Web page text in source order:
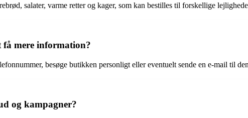
salater, varme retter og kager, som kan bestilles til forskellige
mere information?
besøge butikken personligt eller eventuelt sende en e-mail til
og kampagner?